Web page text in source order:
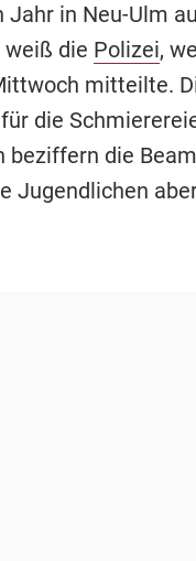
Jahr in Neu-Ulm
weiß die Polizei,
mitteilte.
die
beziffern die
Jugendlichen